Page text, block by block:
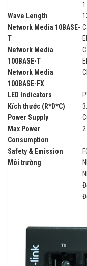
Wave Length
Network Media 10BASE-
T
Network Media
100BASE-T
Network Media
100BASE-FX
LED Indicators
Kích thước (R*D*C)
Power Supply
Max Power
Consumption
Safety & Emission
Môi trường